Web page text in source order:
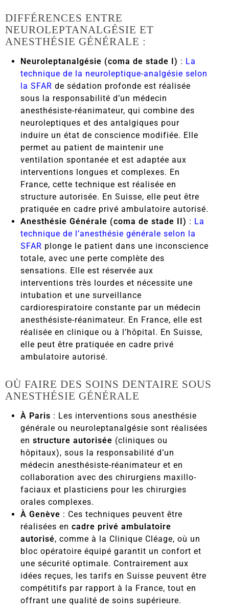
DIFFÉRENCES ENTRE
NEUROLEPTANALGÉSIE ET
ANESTHÉSIE GÉNÉRALE :
Neuroleptanalgésie (coma de stade I) : La
technique de la neuroleptique-analgésie selon
la SFAR de sédation profonde est réalisée
sous la responsabilité d’un médecin
anesthésiste-réanimateur, qui combine des
neuroleptiques et des antalgiques pour
induire un état de conscience modifiée. Elle
permet au patient de maintenir une
ventilation spontanée et est adaptée aux
interventions longues et complexes. En
France, cette technique est réalisée en
structure autorisée. En Suisse, elle peut être
pratiquée en cadre privé ambulatoire autorisé.
Anesthésie Générale (coma de stade II) : La
technique de l’anesthésie générale selon la
SFAR plonge le patient dans une inconscience
totale, avec une perte complète des
sensations. Elle est réservée aux
interventions très lourdes et nécessite une
intubation et une surveillance
cardiorespiratoire constante par un médecin
anesthésiste-réanimateur. En France, elle est
réalisée en clinique ou à l’hôpital. En Suisse,
elle peut être pratiquée en cadre privé
ambulatoire autorisé.
OÙ FAIRE DES SOINS DENTAIRE SOUS
ANESTHÉSIE GÉNÉRALE
À Paris : Les interventions sous anesthésie
générale ou neuroleptanalgésie sont réalisées
en structure autorisée (cliniques ou
hôpitaux), sous la responsabilité d’un
médecin anesthésiste-réanimateur et en
collaboration avec des chirurgiens maxillo-
faciaux et plasticiens pour les chirurgies
orales complexes.
À Genève : Ces techniques peuvent être
réalisées en cadre privé ambulatoire
autorisé, comme à la Clinique Cléage, où un
bloc opératoire équipé garantit un confort et
une sécurité optimale. Contrairement aux
idées reçues, les tarifs en Suisse peuvent être
compétitifs par rapport à la France, tout en
offrant une qualité de soins supérieure.